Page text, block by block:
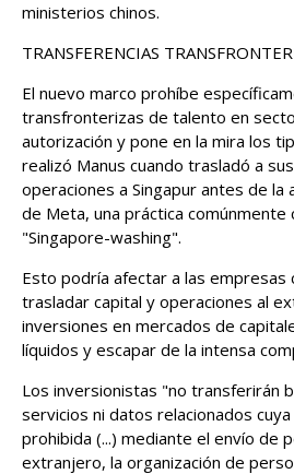
ministerios chinos.
TRANSFERENCIAS
El nuevo marco prohíbe
transfronterizas de talento en
autorización y pone en la mira los
realizó Manus cuando trasladó a
operaciones a Singapur antes de la
de Meta, una práctica comúnmente
"Singapore-washing".
Esto podría afectar a las empresas
trasladar capital y operaciones al
inversiones en mercados de
líquidos y escapar de la intensa
Los inversionistas "no transferirán
servicios ni datos relacionados
prohibida (...) mediante el envío de
extranjero, la organización de